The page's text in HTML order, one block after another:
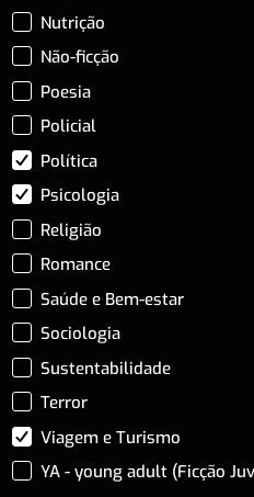
Nutrição
Não-ficção
Poesia
Policial
Política
Psicologia
Religião
Romance
Saúde e Bem-estar
Sociologia
Sustentabilidade
Terror
Viagem e Turismo
YA - young adult (Ficção